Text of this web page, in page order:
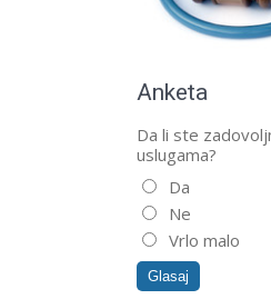
Anketa
Da li ste
uslugama?
Da
Ne
Vrlo malo